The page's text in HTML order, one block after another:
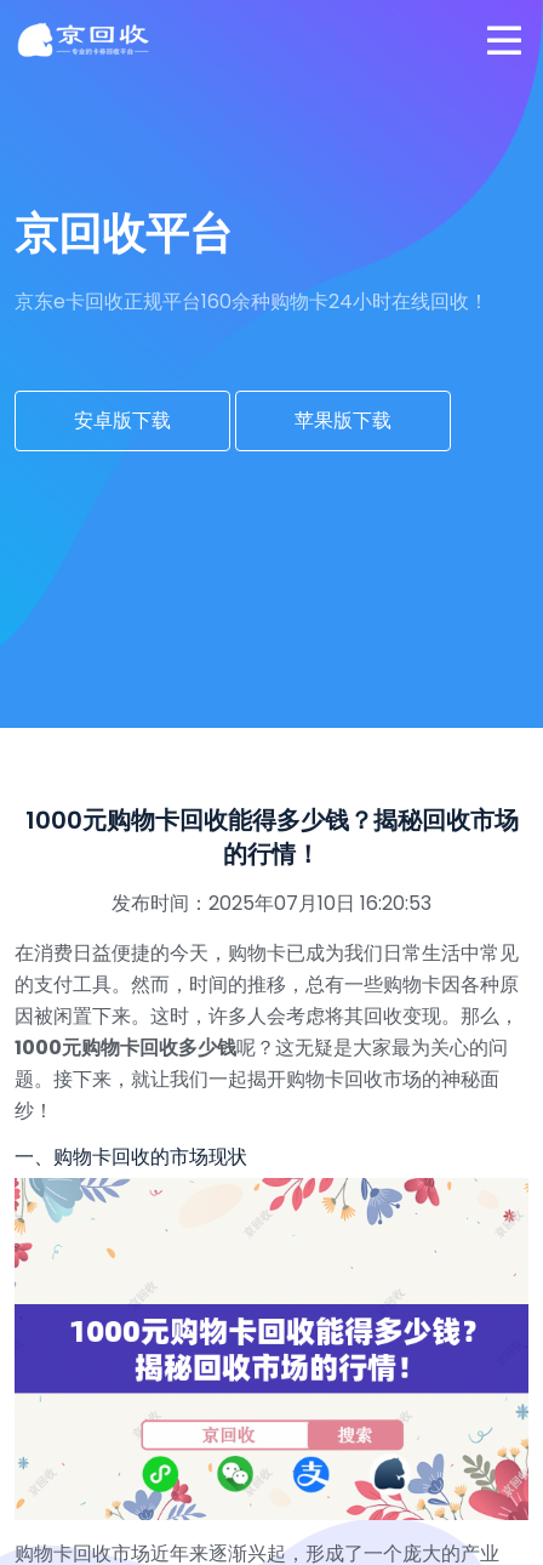
京回收平台
京东e卡回收正规平台160余种购物卡24小时在线回收！
安卓版下载 苹果版下载
1000元购物卡回收能得多少钱？揭秘回收市场
的行情！
发布时间：2025年07月10日 16:20:53
在消费日益便捷的今天，购物卡已成为我们日常生活中常见
的支付工具。然而，时间的推移，总有一些购物卡因各种原
因被闲置下来。这时，许多人会考虑将其回收变现。那么，
1000元购物卡回收多少钱呢？这无疑是大家最为关心的问
题。接下来，就让我们一起揭开购物卡回收市场的神秘面
纱！
一、购物卡回收的市场现状
购物卡回收市场近年来逐渐兴起，形成了一个庞大的产业